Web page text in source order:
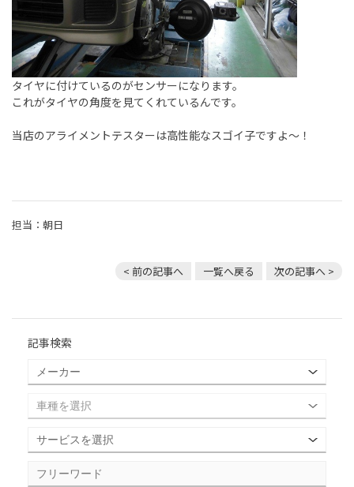
タイヤに付けているのがセンサーになります。
これがタイヤの角度を見てくれているんです。
当店のアライメントテスターは高性能なスゴイ子ですよ～！
担当：朝日
< 前の記事へ 一覧へ戻る 次の記事へ >
記事検索